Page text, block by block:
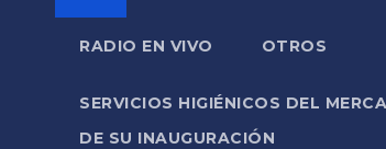
RADIO EN VIVO OTROS
SERVICIOS HIGIÉNICOS DEL
DE SU INAUGURACIÓN